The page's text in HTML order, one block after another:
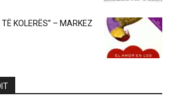
KOLERËS” – MARKEZ